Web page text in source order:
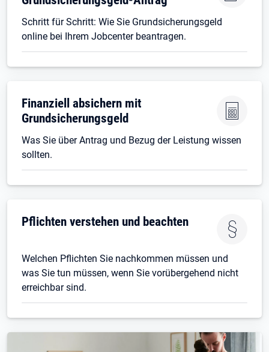
Schritt für Schritt: Wie Sie Grundsicherungsgeld
online bei Ihrem Jobcenter beantragen.
Finanziell absichern mit
Grundsicherungsgeld
Was Sie über Antrag und Bezug der Leistung wissen
sollten.
Pflichten verstehen und beachten
Welchen Pflichten Sie nachkommen müssen und
was Sie tun müssen, wenn Sie vorübergehend nicht
erreichbar sind.